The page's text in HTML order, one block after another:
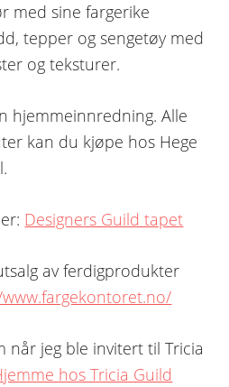
med sine fargerike
tepper og sengetøy med
og teksturer.
hjemmeinnredning. Alle
kan du kjøpe hos Hege
Designers Guild tapet
av ferdigprodukter
når jeg ble invitert til Tricia
hos Tricia Guild